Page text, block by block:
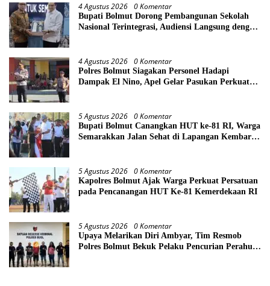
4 Agustus 2026 0 Komentar
Bupati Bolmut Dorong Pembangunan Sekolah
Nasional Terintegrasi, Audiensi Langsung dengan
4 Agustus 2026 0 Komentar
Polres Bolmut Siagakan Personel Hadapi
Dampak El Nino, Apel Gelar Pasukan Perkuat
5 Agustus 2026 0 Komentar
Bupati Bolmut Canangkan HUT ke-81 RI, Warga
Semarakkan Jalan Sehat di Lapangan Kembar
5 Agustus 2026 0 Komentar
Kapolres Bolmut Ajak Warga Perkuat Persatuan
pada Pencanangan HUT Ke-81 Kemerdekaan RI
5 Agustus 2026 0 Komentar
Upaya Melarikan Diri Ambyar, Tim Resmob
Polres Bolmut Bekuk Pelaku Pencurian Perahu